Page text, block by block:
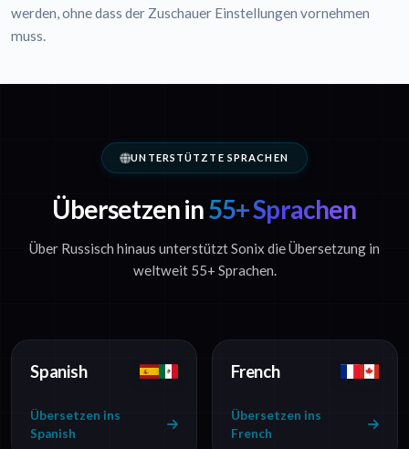
werden, ohne dass der Zuschauer Einstellungen vornehmen
muss.
UNTERSTÜTZTE SPRACHEN
Übersetzen in55+ Sprachen
Über Russisch hinaus unterstützt Sonix die Übersetzung in
weltweit 55+ Sprachen.
Spanish
Übersetzen ins
Spanish
French
Übersetzen ins
French